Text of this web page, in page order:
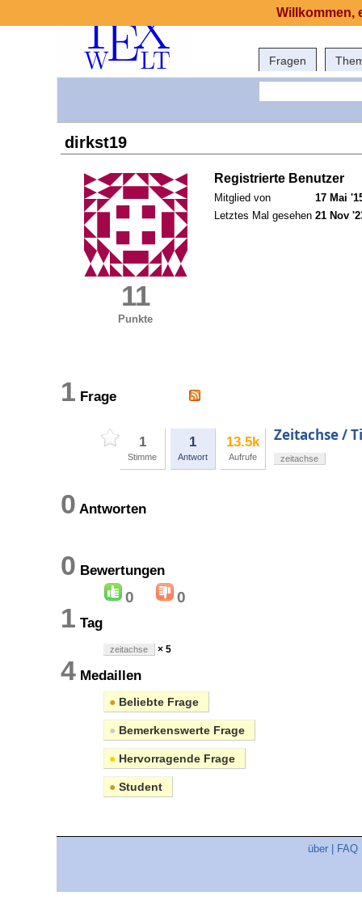
Fragen
dirkst19
11
Punkte
Registrierte Benutzer
Mitglied von
17 Mai
Letztes Mal gesehen 21 Nov
1 Frage
1
Stimme
1
Antwort
13.5k
Aufrufe
Zeitachse /
zeitachse
0 Antworten
0 Bewertungen
0 0
1 Tag
zeitachse × 5
4 Medaillen
● Beliebte Frage
● Bemerkenswerte Frage
● Hervorragende Frage
● Student
über FAQ
Willkommen,